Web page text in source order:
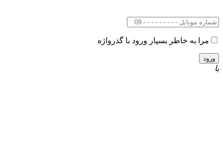
مرا به خاطر بسپار ورود با گذرواژه
یا